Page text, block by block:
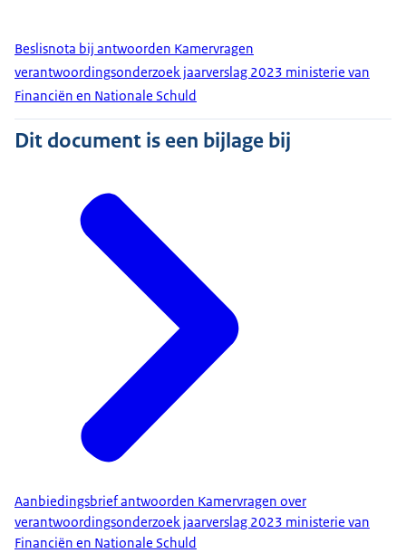
Beslisnota bij antwoorden Kamervragen
verantwoordingsonderzoek jaarverslag 2023 ministerie van
Financiën en Nationale Schuld
Dit document is een bijlage bij
Aanbiedingsbrief antwoorden Kamervragen over
verantwoordingsonderzoek jaarverslag 2023 ministerie van
Financiën en Nationale Schuld